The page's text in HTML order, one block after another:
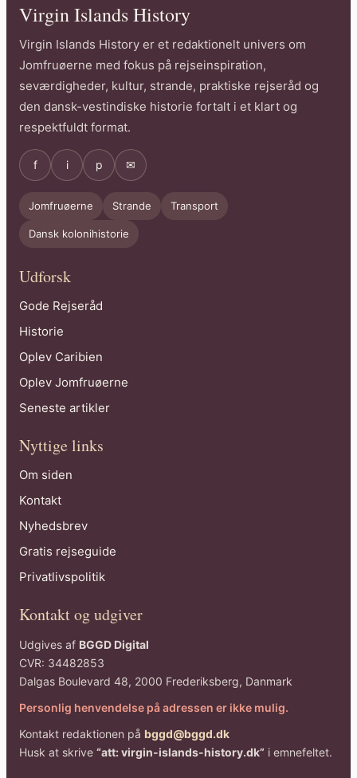
Virgin Islands History
Virgin Islands History er et redaktionelt univers om
Jomfruøerne med fokus på rejseinspiration,
seværdigheder, kultur, strande, praktiske rejseråd og
den dansk-vestindiske historie fortalt i et klart og
respektfuldt format.
f i p ✉
Jomfruøerne Strande Transport
Dansk kolonihistorie
Udforsk
Gode Rejseråd
Historie
Oplev Caribien
Oplev Jomfruøerne
Seneste artikler
Nyttige links
Om siden
Kontakt
Nyhedsbrev
Gratis rejseguide
Privatlivspolitik
Kontakt og udgiver
Udgives af BGGD Digital
CVR: 34482853
Dalgas Boulevard 48, 2000 Frederiksberg, Danmark
Personlig henvendelse på adressen er ikke mulig.
Kontakt redaktionen på bggd@bggd.dk
Husk at skrive “att: virgin-islands-history.dk” i emnefeltet.